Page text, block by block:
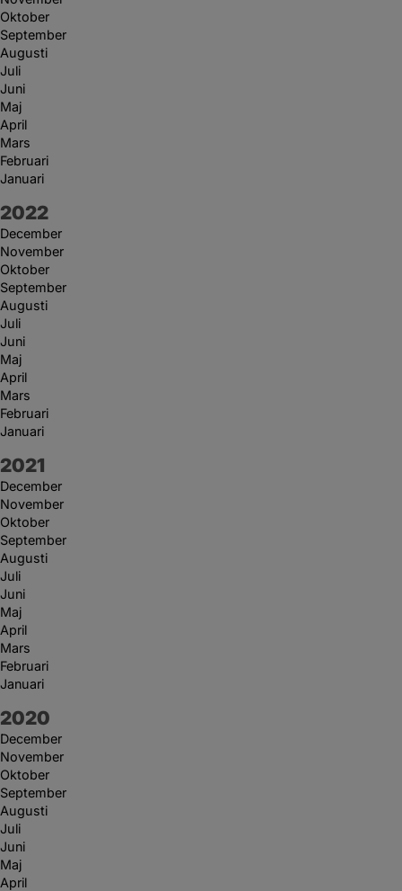
Oktober
September
Augusti
Juli
Juni
Maj
April
Mars
Februari
Januari
År:
2022
December
November
Oktober
September
Augusti
Juli
Juni
Maj
April
Mars
Februari
Januari
År:
2021
December
November
Oktober
September
Augusti
Juli
Juni
Maj
April
Mars
Februari
Januari
År:
2020
December
November
Oktober
September
Augusti
Juli
Juni
Maj
April